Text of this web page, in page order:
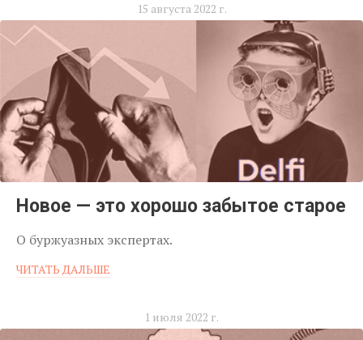
15 августа 2022 г.
Новое — это хорошо забытое старое
О буржуазных экспертах.
ЧИТАТЬ ДАЛЬШЕ
1 июля 2022 г.